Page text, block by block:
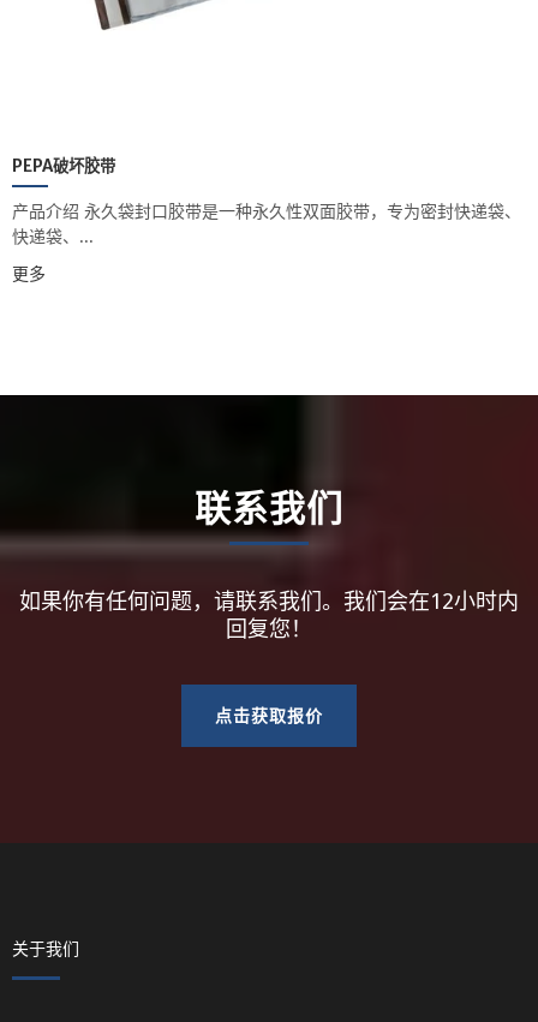
PEPA破坏胶带
产品介绍 永久袋封口胶带是一种永久性双面胶带，专为密封快递袋、
快递袋、...
更多
联系我们
如果你有任何问题，请联系我们。我们会在12小时内
回复您！
点击获取报价
关于我们